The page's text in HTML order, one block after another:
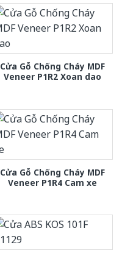
Cửa Gỗ Chống Cháy MDF
Veneer P1R2 Xoan dao
Cửa Gỗ Chống Cháy MDF
Veneer P1R4 Cam xe